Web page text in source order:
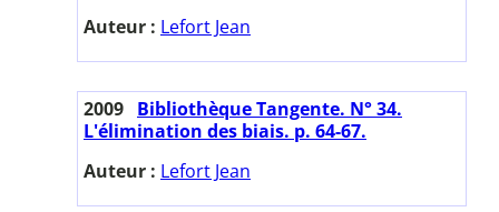
Auteur : Lefort Jean
2009 Bibliothèque Tangente. N° 34.
L'élimination des biais. p. 64-67.
Auteur : Lefort Jean